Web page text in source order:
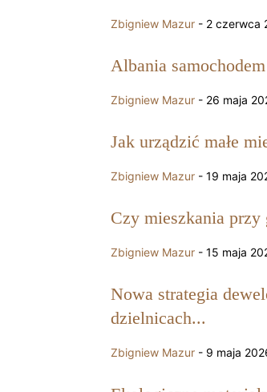
Zbigniew Mazur - 2 czerwca
Albania
Zbigniew Mazur - 26 maja
Jak urządzić małe
Zbigniew Mazur - 19 maja
Czy mieszkania
Zbigniew Mazur - 15 maja
Nowa strategia
dzielnicach...
Zbigniew Mazur - 9 maja